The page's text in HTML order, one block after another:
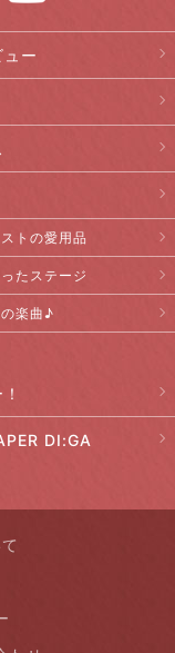
ー
トの愛用品
たステージ
楽曲♪
DI:GA